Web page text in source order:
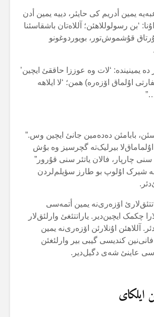
یمین أدریم کی حایئر، دییە یمین أدن
‘بن رسولوللاهئن؛ آللاەتان باشقاسئنا
قۇشموش‌تور، بویوردوغونو
دە یمینیندە: ‘لات وە عوززا حاققئ ایچین’
اۇلماق اۆزەرە) همن؛ ‘لا ایلاهە
بابامئن دەدەمین جانئ ایچین وس.”
اۇلماماق‌لا بیرلیک‌تە گچرسیز وە بۇش
سنی چارپار، فالان یاتئر سنی قۇرور”
شیرک اۇلوپ بو طارز سؤیلم‌لردن
اۆزەری‌نە یمین أتمەسی
چکمک ایچین‌دیر. یاراتتئغئ وارلئق‌لار
آللاهئن اۇنلارئن اۆزەری‌نە یمین
فانی‌نین کندیسی گیبی بیر وارلئغئن
عاینئ شەی دگیل‌دیر.